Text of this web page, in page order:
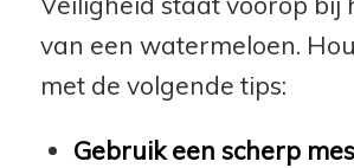
van een watermeloen.
met de volgende tips:
Gebruik een scherp